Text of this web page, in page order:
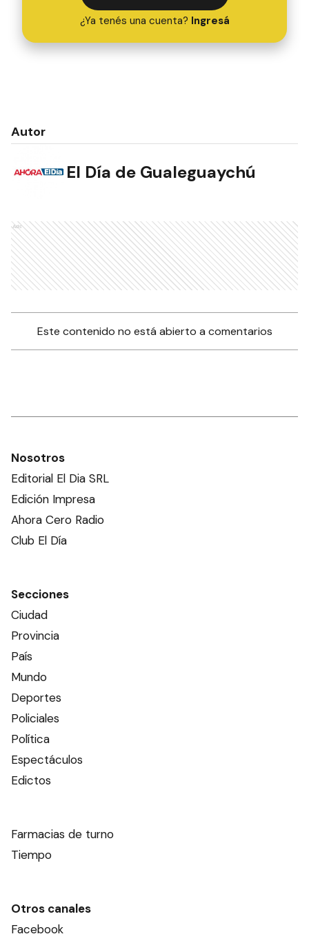
¿Ya tenés una cuenta? Ingresá
Autor
El Día de Gualeguaychú
Ads
Este contenido no está abierto a comentarios
Nosotros
Editorial El Dia SRL
Edición Impresa
Ahora Cero Radio
Club El Día
Secciones
Ciudad
Provincia
País
Mundo
Deportes
Policiales
Política
Espectáculos
Edictos
Farmacias de turno
Tiempo
Otros canales
Facebook